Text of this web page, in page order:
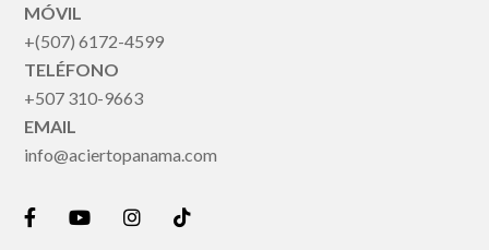
MÓVIL
+(507) 6172-4599
TELÉFONO
+507 310-9663
EMAIL
info@aciertopanama.com